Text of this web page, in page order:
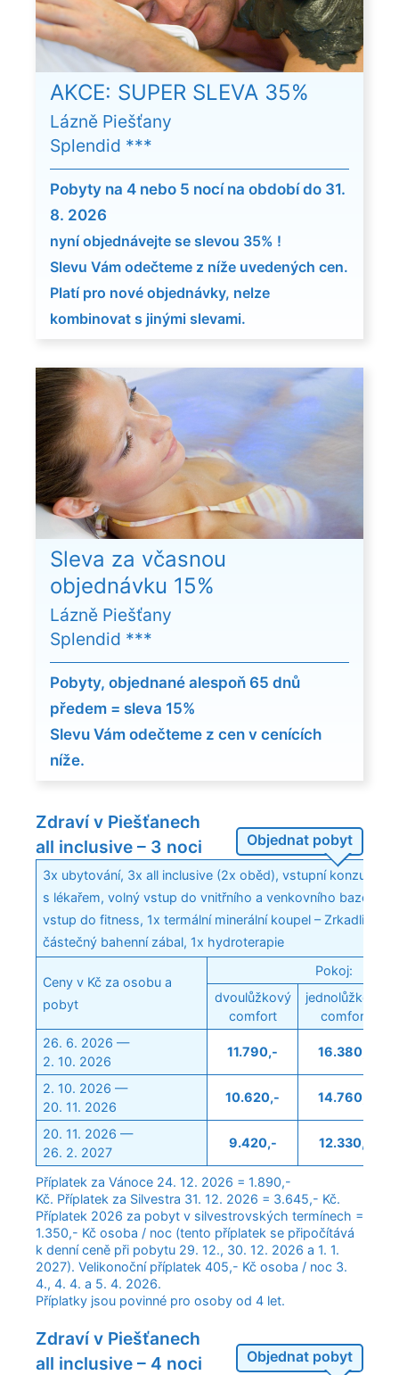
AKCE: SUPER SLEVA 35%
Lázně Piešťany
Splendid ***
Pobyty na 4 nebo 5 nocí na obdobído 31.
8. 2026
nyní objednávejte se slevou 35% !
Slevu Vám odečteme z níže uvedených cen.
Platí pro nové objednávky, nelze
kombinovat s jinými slevami.
Sleva za včasnou
objednávku 15%
Lázně Piešťany
Splendid ***
Pobyty, objednané alespoň 65 dnů
předem = sleva 15%
Slevu Vám odečteme z cen v cenících
níže.
Zdraví v Piešťanech
all inclusive – 3 noci
Objednat pobyt
3x ubytování, 3x all inclusive (2x oběd), vstupní konzultace
s lékařem, volný vstup do vnitřního a venkovního bazénu,
vstup do fitness, 1x termální minerální koupel – Zrkadlisko,
částečný bahenní zábal, 1x hydroterapie
Ceny v Kč za osobu a
pobyt
Pokoj:
dvoulůžkový
comfort
jednolůžkový
comfort
26. 6. 2026 —
2. 10. 2026
11.790,- 16.380,-
2. 10. 2026 —
20. 11. 2026
10.620,- 14.760,-
20. 11. 2026 —
26. 2. 2027
9.420,- 12.330,-
Příplatek za Vánoce 24. 12. 2026 = 1.890,-
Kč. Příplatek za Silvestra 31. 12. 2026 = 3.645,- Kč.
Příplatek 2026 za pobyt v silvestrovských termínech =
1.350,- Kč osoba / noc (tento příplatek se připočítává
k denní ceně při pobytu 29. 12., 30. 12. 2026 a 1. 1.
2027). Velikonoční příplatek 405,- Kč osoba / noc 3.
4., 4. 4. a 5. 4. 2026.
Příplatky jsou povinné pro osoby od 4 let.
Zdraví v Piešťanech
all inclusive – 4 noci
Objednat pobyt